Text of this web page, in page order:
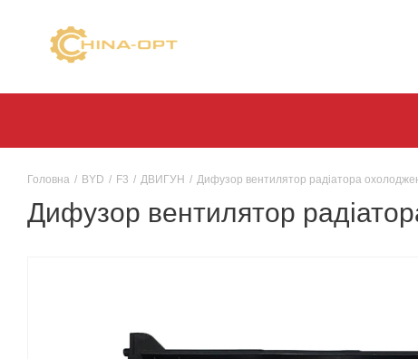
Головна / BYD / F3 / ДВИГУН / Дифузор вентилятор радіатора
Дифузор вентилятор